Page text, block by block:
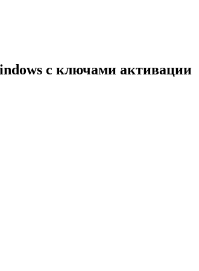
с ключами активации